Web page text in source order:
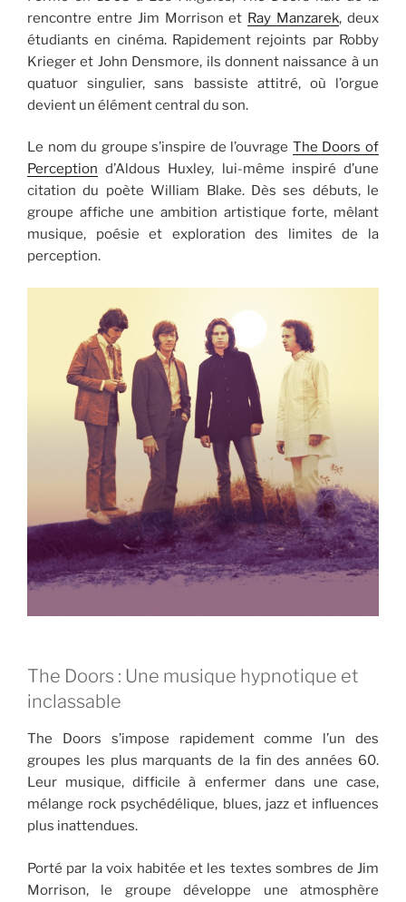
rencontre entre Jim Morrison et Ray Manzarek, deux
étudiants en cinéma. Rapidement rejoints par Robby
Krieger et John Densmore, ils donnent naissance à un
quatuor singulier, sans bassiste attitré, où l’orgue
devient un élément central du son.
Le nom du groupe s’inspire de l’ouvrage The Doors of
Perception d’Aldous Huxley, lui-même inspiré d’une
citation du poète William Blake. Dès ses débuts, le
groupe affiche une ambition artistique forte, mêlant
musique, poésie et exploration des limites de la
perception.
The Doors : Une musique hypnotique et
inclassable
The Doors s’impose rapidement comme l’un des
groupes les plus marquants de la fin des années 60.
Leur musique, difficile à enfermer dans une case,
mélange rock psychédélique, blues, jazz et influences
plus inattendues.
Porté par la voix habitée et les textes sombres de Jim
Morrison, le groupe développe une atmosphère